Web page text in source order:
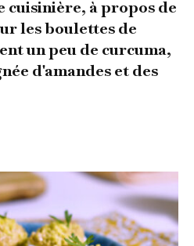
à propos de
les boulettes de
un peu de curcuma,
d'amandes et des